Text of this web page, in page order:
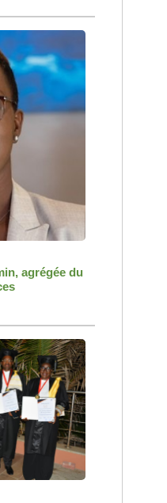
agrégée du